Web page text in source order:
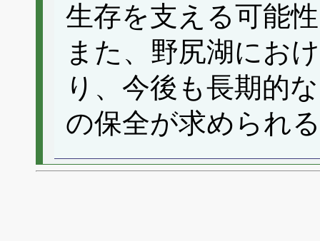
生存を支える可能
また、野尻湖にお
り、今後も長期的
の保全が求められ